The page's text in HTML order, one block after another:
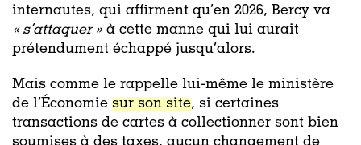
internautes, qui affirment qu’en 2026, Bercy va
« s’attaquer » à cette manne qui lui aurait
prétendument échappé jusqu’alors.
Mais comme le rappelle lui-même le ministère
de l’Économie sur son site, si certaines
transactions de cartes à collectionner sont bien